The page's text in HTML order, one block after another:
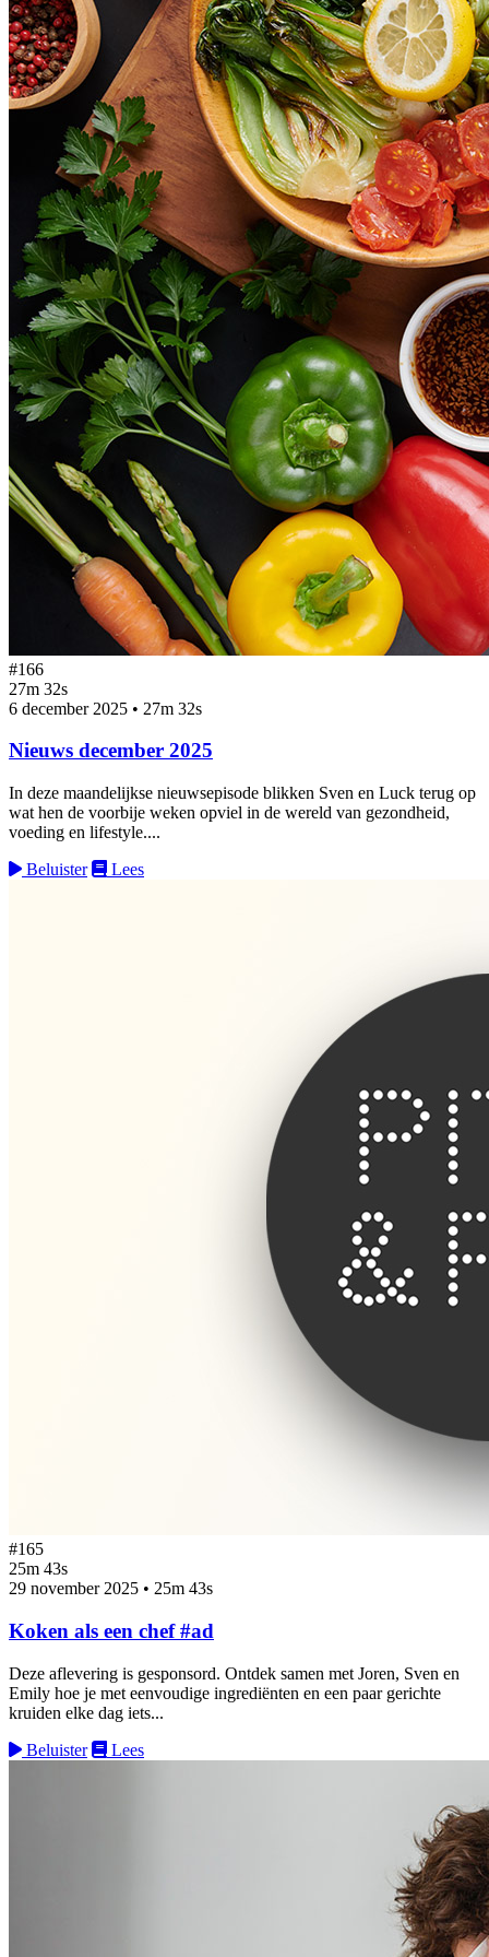
#166
27m 32s
6 december 2025 • 27m 32s
Nieuws december 2025
In deze maandelijkse nieuwsepisode blikken Sven en Luck terug op
wat hen de voorbije weken opviel in de wereld van gezondheid,
voeding en lifestyle....
Beluister
Lees
#165
25m 43s
29 november 2025 • 25m 43s
Koken als een chef #ad
Deze aflevering is gesponsord. Ontdek samen met Joren, Sven en
Emily hoe je met eenvoudige ingrediënten en een paar gerichte
kruiden elke dag iets...
Beluister
Lees